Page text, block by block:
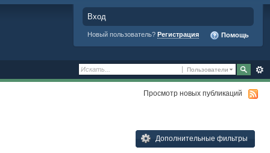
Вход
Новый пользователь? Регистрация Помощь
Пользователи
Просмотр новых публикаций
Дополнительные фильтры